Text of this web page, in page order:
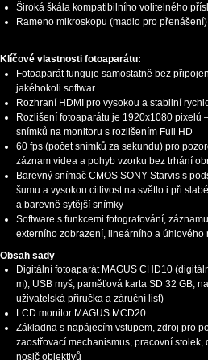
Široká škála kompatibilního volitelného
Rameno mikroskopu (madlo pro přenášení)
Klíčové vlastnosti fotoaparátu:
Fotoaparát funguje samostatně bez
jakéhokoli softwar
Rozhraní HDMI pro vysokou a stabilní
Rozlišení fotoaparátu je 1920x1080 pixelů
snímků na monitoru s rozlišením Full HD
60 fps (počet snímků za sekundu) pro
záznam videa a pohyb vzorku bez trhání
Barevný snímač CMOS SONY Starvis s
šumu a vysokou citlivost na světlo i při
a barevně sytější snímky
Software s funkcemi fotografování,
externího zobrazení, lineárního a úhlového
Obsah sady
Digitální fotoaparát MAGUS CHD10
m), USB myš, paměťová karta SD 32 GB,
uživatelská příručka a záruční list)
LCD monitor MAGUS MCD20
Základna s napájecím vstupem, zdroj pro
zaostřovací mechanismus, pracovní
nosič objektivů